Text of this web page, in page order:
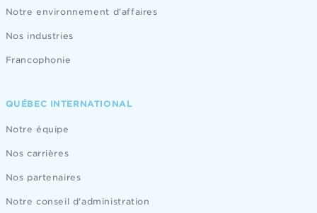
Notre environnement d'affaires
Nos industries
Francophonie
QUÉBEC INTERNATIONAL
Notre équipe
Nos carrières
Nos partenaires
Notre conseil d'administration